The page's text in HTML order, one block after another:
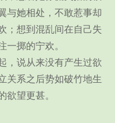
与她相处，不敢惹事却
；想到混乱间在自己失
一掷的宁欢。
，说从来没有产生过欲
关系之后势如破竹地生
欲望更甚。